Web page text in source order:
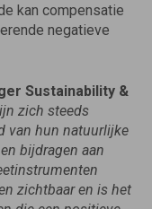
kan compensatie
negatieve
Sustainability &
zich steeds
van hun natuurlijke
bijdragen aan
zichtbaar en is het